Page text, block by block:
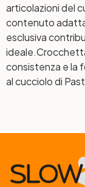
articolazioni del
contenuto
esclusiva
ideale.
consistenza e la
al cucciolo di